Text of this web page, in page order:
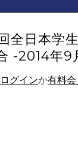
全日本学
-2014年9
ログインか有料